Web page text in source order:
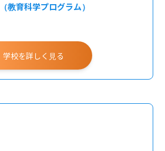
教育科学プログラム）
学校を詳しく見る